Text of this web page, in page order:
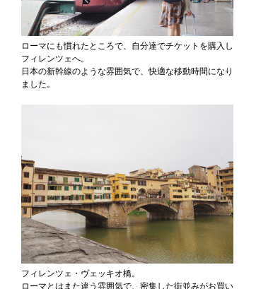
ローマにも慣れたところで、自分達でチケットを購入し
フィレンツェへ。
日本の新幹線のような雰囲気で、快適な移動時間になり
ました。
フィレンツェ・ヴェッキオ橋。
ローマとはまた違う雰囲気で、密集した街並みがお買い